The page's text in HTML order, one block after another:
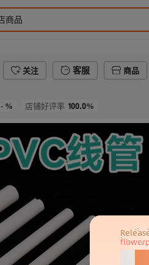
关注 客服
商品
- % 店铺好评率 100.0%